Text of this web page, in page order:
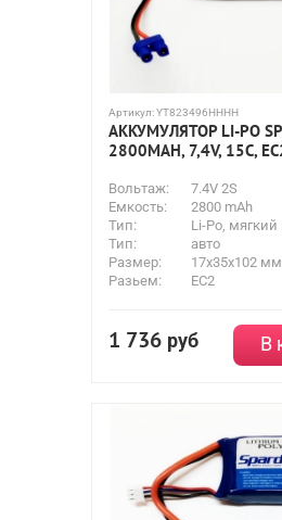
Артикул:YT823496HHHH
АККУМУЛЯТОР LI-PO
2800MAH, 7,4V, 15C,
Вольтаж:
7.4V 2S
Емкость:
2800 mAh
Тип:
Li-Po, мягкий
Тип:
авто
Размер:
17x35x102
Разьем:
EC2
1 736 руб В